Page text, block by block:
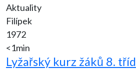
Aktuality
Filípek
1972
<1min
Lyžařský kurz žáků 8. tříd